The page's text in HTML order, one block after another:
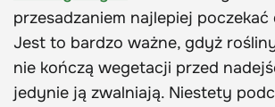
przesadzaniem najlepiej
Jest to bardzo ważne, gdyż
nie kończą wegetacji przed
jedynie ją zwalniają. Niestety